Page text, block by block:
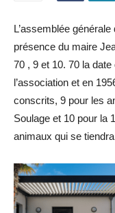
L’assemblée
présence du maire
70 , 9 et 10. 70 la
l’association et en
conscrits, 9 pour les
Soulage et 10 pour la
animaux qui se